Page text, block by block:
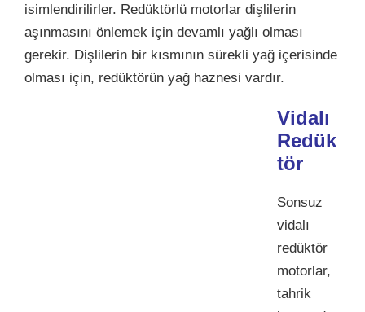
isimlendirilirler. Redüktörlü motorlar dişlilerin
aşınmasını önlemek için devamlı yağlı olması
gerekir. Dişlilerin bir kısmının sürekli yağ içerisinde
olması için, redüktörün yağ haznesi vardır.
Vidalı
Redük
tör
Sonsuz
vidalı
redüktör
motorlar,
tahrik